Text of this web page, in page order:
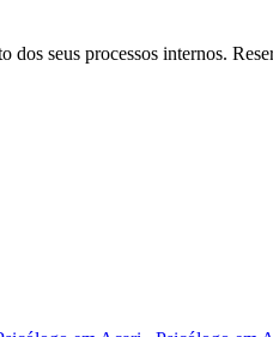
seus processos internos.